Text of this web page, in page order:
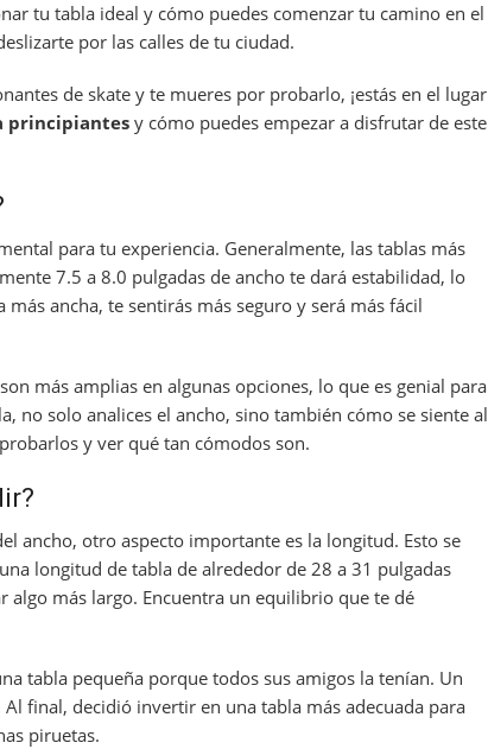
tu tabla ideal y cómo puedes comenzar tu camino en el
por las calles de tu ciudad.
de skate y te mueres por probarlo, ¡estás en el lugar
principiantesy cómo puedes empezar a disfrutar de este
para tu experiencia. Generalmente, las tablas más
7.5 a 8.0 pulgadas de ancho te dará estabilidad, lo
ancha, te sentirás más seguro y será más fácil
más amplias en algunas opciones, lo que es genial para
no solo analices el ancho, sino también cómo se siente al
y ver qué tan cómodos son.
ancho, otro aspecto importante es la longitud. Esto se
longitud de tabla de alrededor de 28 a 31 pulgadas
algo más largo. Encuentra un equilibrio que te dé
tabla pequeña porque todos sus amigos la tenían. Un
final, decidió invertir en una tabla más adecuada para
piruetas.